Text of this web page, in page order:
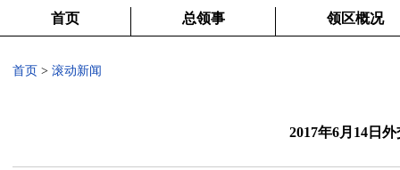
首页 总领事 领区概况
首页 > 滚动新闻
2017年6月14日